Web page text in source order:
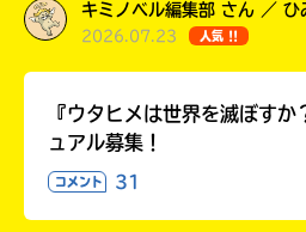
キミノベル編集部 さん ／ ひ
2026.07.23 人気 !!
『ウタヒメは世界を滅ぼすか
ュアル募集！
コメント 31